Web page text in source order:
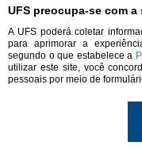
UFS preocupa-se com
A UFS poderá coletar
para aprimorar a
segundo o que estabelece a
utilizar este site, você
pessoais por meio de
© 2026.